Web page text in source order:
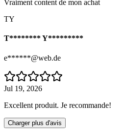
Vraiment content de mon achat
TY
T******** Y*********
e******@web.de
Jul 19, 2026
Excellent produit. Je recommande!
Charger plus d'avis